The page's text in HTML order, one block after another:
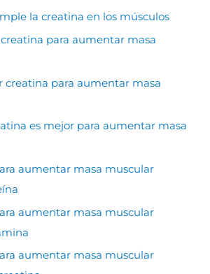
la creatina en los músculos
para aumentar masa
creatina para aumentar masa
es mejor para aumentar masa
aumentar masa muscular
aumentar masa muscular
aumentar masa muscular